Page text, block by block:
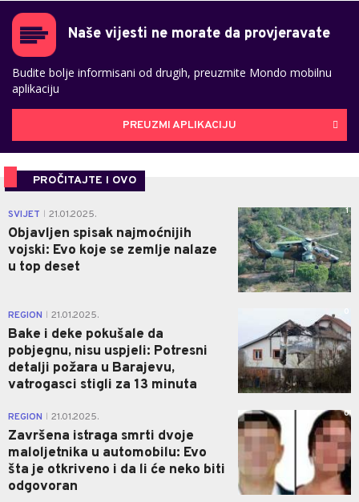
Naše vijesti ne morate da provjeravate
Budite bolje informisani od drugih, preuzmite Mondo mobilnu
aplikaciju
PREUZMI APLIKACIJU
PROČITAJTE I OVO
SVIJET 21.01.2025.
Objavljen spisak najmoćnijih
vojski: Evo koje se zemlje nalaze
u top deset
1
REGION 21.01.2025.
Bake i deke pokušale da
pobjegnu, nisu uspjeli: Potresni
detalji požara u Barajevu,
vatrogasci stigli za 13 minuta
REGION 21.01.2025.
Završena istraga smrti dvoje
maloljetnika u automobilu: Evo
šta je otkriveno i da li će neko biti
odgovoran
0